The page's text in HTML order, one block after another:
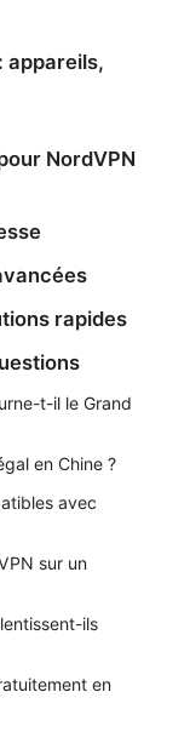
appareils,
NordVPN
rapides
t-il le Grand
en Chine ?
avec
sur un
ils
en